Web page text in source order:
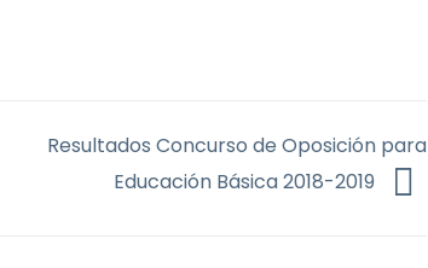
Resultados Concurso de Oposición para
Educación Básica 2018-2019